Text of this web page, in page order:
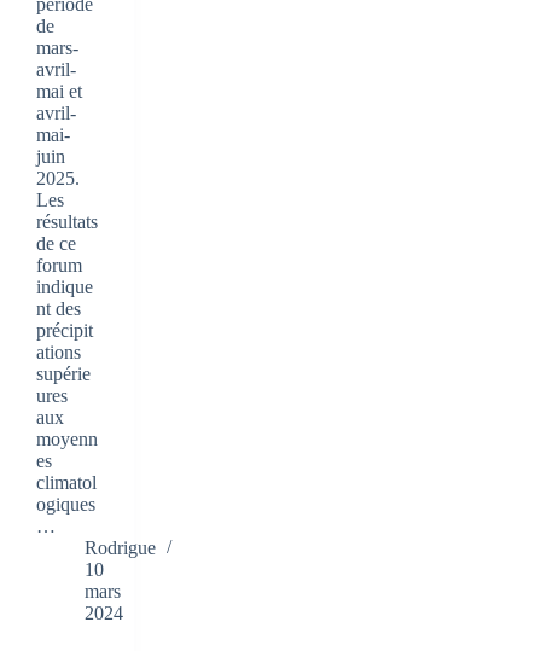
période
de
mars-
avril-
mai et
avril-
mai-
juin
2025.
Les
résultats
de ce
forum
indique
nt des
précipit
ations
supérie
ures
aux
moyenn
es
climatol
ogiques
…
Rodrigue
10
mars
2024